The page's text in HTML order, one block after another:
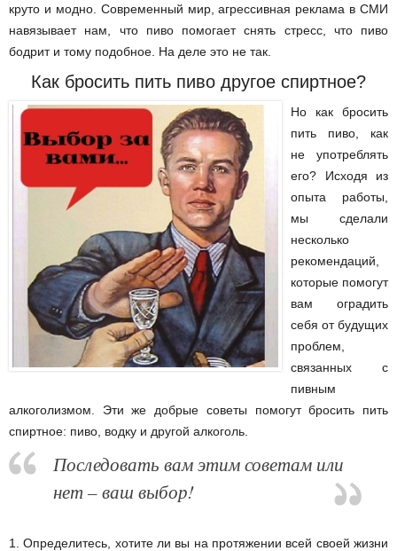
круто и модно. Современный мир, агрессивная реклама в СМИ
навязывает нам, что пиво помогает снять стресс, что пиво
бодрит и тому подобное. На деле это не так.
Как бросить пить пиво другое спиртное?
Но как бросить
пить пиво , как
не употреблять
его? Исходя из
опыта работы,
мы сделали
несколько
рекомендаций,
которые помогут
вам оградить
себя от будущих
проблем,
связанных с
пивным
алкоголизмом. Эти же добрые советы помогутбросить пить
спиртное: пиво, водку и другой алкоголь.
Последовать вам этим советам или
нет – ваш выбор!
1. Определитесь, хотите ли вы на протяжении всей своей жизни